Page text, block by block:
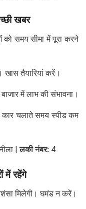
खबर
को समय सीमा में पूरा करने
तैयारियां करें।
में लाभ की संभावना।
कार चलाते समय स्पीड कम
|लकी नंबर: 4
में रहेंगे
मिलेगी। घमंड न करें।